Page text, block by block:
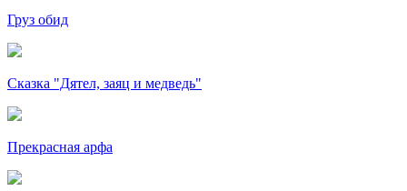
Груз обид
Сказка "Дятел, заяц и медведь"
Прекрасная арфа